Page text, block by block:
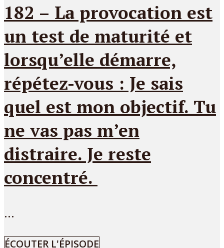
182 – La provocation est
un test de maturité et
lorsqu’elle démarre,
répétez-vous : Je sais
quel est mon objectif. Tu
ne vas pas m’en
distraire. Je reste
concentré.
...
ÉCOUTER L'ÉPISODE